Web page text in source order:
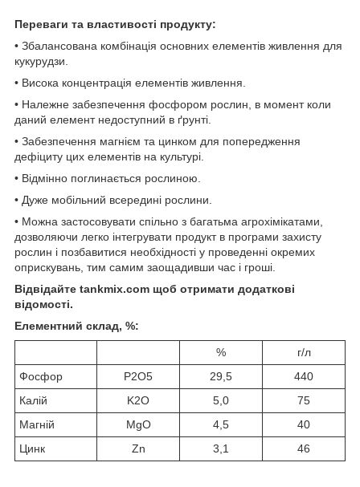
Переваги та властивості продукту:
• Збалансована комбінація основних елементів живлення для
кукурудзи.
• Висока концентрація елементів живлення.
• Належне забезпечення фосфором рослин, в момент коли
даний елемент недоступний в ґрунті.
• Забезпечення магнієм та цинком для попередження
дефіциту цих елементів на культурі.
• Відмінно поглинається рослиною.
• Дуже мобільний всередині рослини.
• Можна застосовувати спільно з багатьма агрохімікатами,
дозволяючи легко інтегрувати продукт в програми захисту
рослин і позбавитися необхідності у проведенні окремих
оприскувань, тим самим заощадивши час і гроші.
Відвідайте tankmix.com щоб отримати додаткові
відомості.
Елементний склад, %:
%
г/л
Фосфор
P2O5 29,5
440
Калiй
K2O 5,0
75
Магнiй
MgO 4,5
40
Цинк
Zn 3,1 46